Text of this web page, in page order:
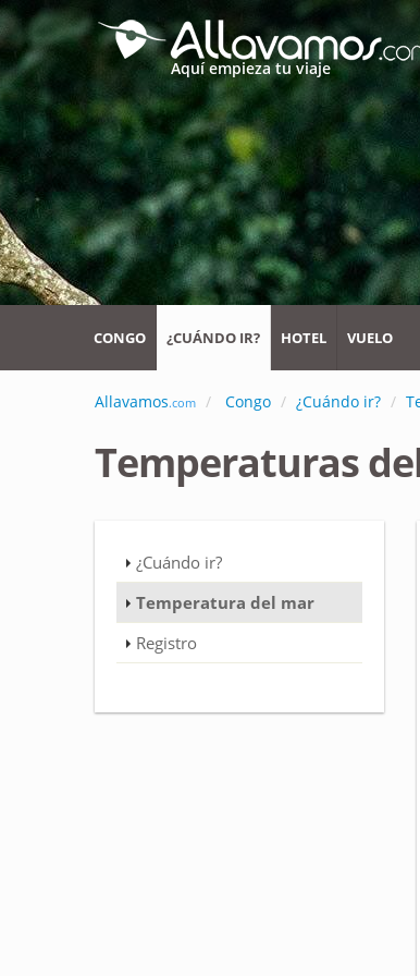
Aquí empieza tu viaje
CONGO ¿CUÁNDO IR? HOTEL VUELO
Allavamos.com Congo ¿Cuándo ir?
Temperaturas
¿Cuándo ir?
Temperatura del mar
Registro